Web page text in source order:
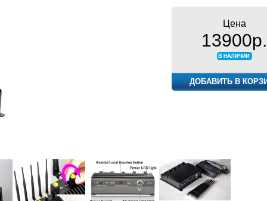
Цена
13900р.